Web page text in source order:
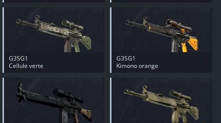
G3SG1
Cellule verte
G3SG1
Kimono orange